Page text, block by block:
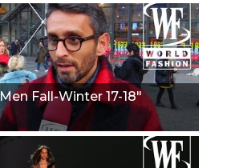
Fall-Winter 17-18"